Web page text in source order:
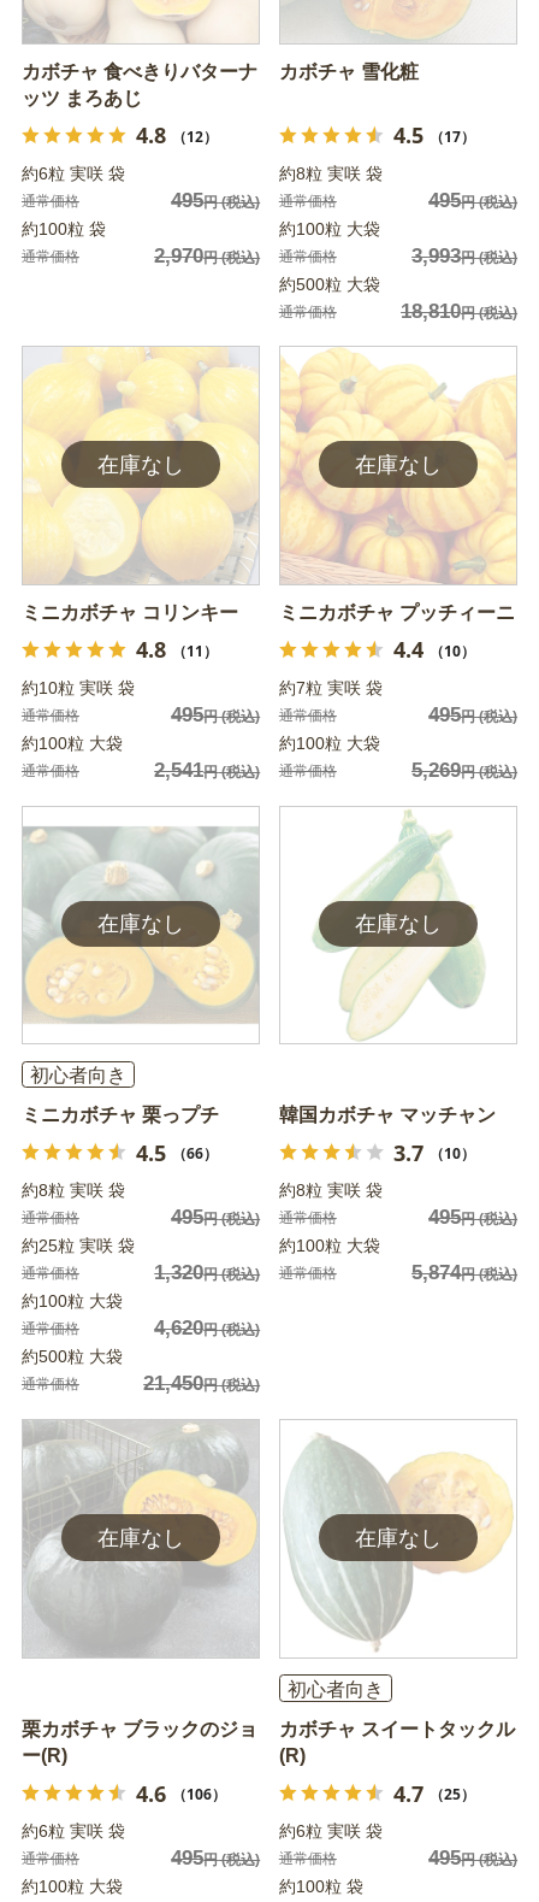
カボチャ 食べきりバターナ
ッツ まろあじ
4.8 （12）
約6粒 実咲 袋
通常価格 495円(税込)
約100粒 袋
通常価格 2,970円(税込)
カボチャ 雪化粧
4.5 （17）
約8粒 実咲 袋
通常価格 495円(税込)
約100粒 大袋
通常価格 3,993円(税込)
約500粒 大袋
通常価格 18,810円(税込)
ミニカボチャ コリンキー
4.8 （11）
約10粒 実咲 袋
通常価格 495円(税込)
約100粒 大袋
通常価格 2,541円(税込)
ミニカボチャ プッチィーニ
4.4 （10）
約7粒 実咲 袋
通常価格 495円(税込)
約100粒 大袋
通常価格 5,269円(税込)
初心者向き
ミニカボチャ 栗っプチ
4.5 （66）
約8粒 実咲 袋
通常価格 495円(税込)
約25粒 実咲 袋
通常価格 1,320円(税込)
約100粒 大袋
通常価格 4,620円(税込)
約500粒 大袋
通常価格 21,450円(税込)
韓国カボチャ マッチャン
3.7 （10）
約8粒 実咲 袋
通常価格 495円(税込)
約100粒 大袋
通常価格 5,874円(税込)
栗カボチャ ブラックのジョ
ー(R)
4.6 （106）
約6粒 実咲 袋
通常価格 495円(税込)
約100粒 大袋
初心者向き
カボチャ スイートタックル
(R)
4.7 （25）
約6粒 実咲 袋
通常価格 495円(税込)
約100粒 袋